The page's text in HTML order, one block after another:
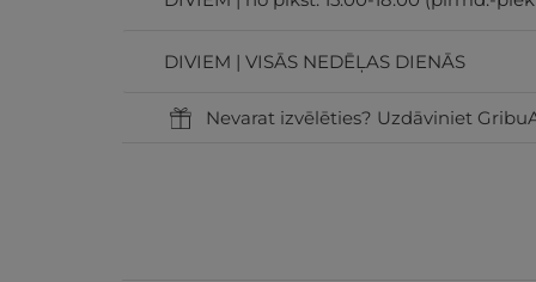
DIVIEM | VISĀS NEDĒĻAS DIENĀS
Nevarat izvēlēties? Uzdāviniet